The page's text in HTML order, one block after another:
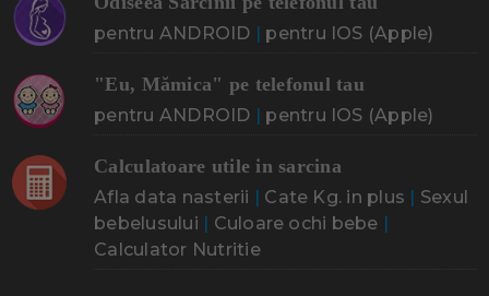
pentru ANDROID | pentru IOS (Apple)
"Eu, Mămica" pe telefonul tau
pentru ANDROID | pentru IOS (Apple)
Calculatoare utile in sarcina
Afla data nasterii | Cate Kg. in plus | Sexul
bebelusului | Culoare ochi bebe |
Calculator Nutritie